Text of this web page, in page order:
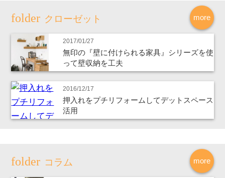
more
クローゼット
2017/01/27
無印の『壁に付けられる家具』シリーズを使
って壁収納を工夫
2016/12/17
押入れをプチリフォームしてデットスペース
活用
more
コラム